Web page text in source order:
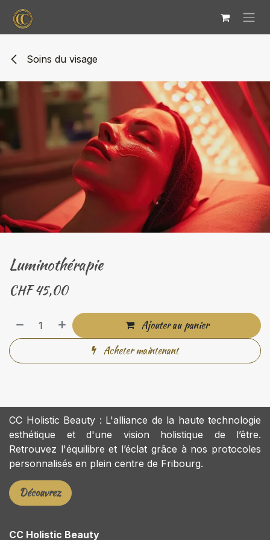
Se rendre au contenu
Soins du visage
Luminothérapie
CHF45,00
Ajouter au panier
Acheter maintenant
CC Holistic Beauty : L'alliance de la haute technologie
esthétique et d'une vision holistique de l’être.
Retrouvez l'équilibre et l’éclat grâce à nos protocoles
personnalisés en plein centre de Fribourg.
Découvrez
CC Holistic Beauty